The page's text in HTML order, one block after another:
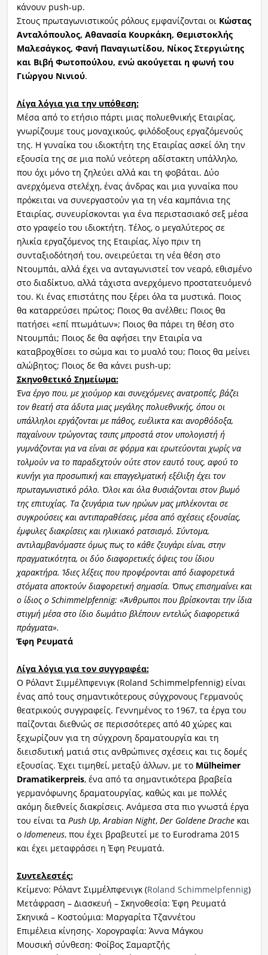
κάνουν push-up.
Στους πρωταγωνιστικούς ρόλους εμφανίζονται οι Κώστας
Ανταλόπουλος, Αθανασία Κουρκάκη, Θεμιστοκλής
Μαλεσάγκος, Φανή Παναγιωτίδου, Νίκος Στεργιώτης
και Βιβή Φωτοπούλου, ενώ ακούγεται η φωνή του
Γιώργου Νινιού.
Λίγα λόγια για την υπόθεση:
Μέσα από το ετήσιο πάρτι μιας πολυεθνικής Εταιρίας,
γνωρίζουμε τους μοναχικούς, φιλόδοξους εργαζόμενούς
της. Η γυναίκα του ιδιοκτήτη της Εταιρίας ασκεί όλη την
εξουσία της σε μια πολύ νεότερη αδίστακτη υπάλληλο,
που όχι μόνο τη ζηλεύει αλλά και τη φοβάται. Δύο
ανερχόμενα στελέχη, ένας άνδρας και μια γυναίκα που
πρόκειται να συνεργαστούν για τη νέα καμπάνια της
Εταιρίας, συνευρίσκονται για ένα περιστασιακό σεξ μέσα
στο γραφείο του ιδιοκτήτη. Τέλος, ο μεγαλύτερος σε
ηλικία εργαζόμενος της Εταιρίας, λίγο πριν τη
συνταξιοδότησή του, ονειρεύεται τη νέα θέση στο
Ντουμπάι, αλλά έχει να ανταγωνιστεί τον νεαρό, εθισμένο
στο διαδίκτυο, αλλά τάχιστα ανερχόμενο προστατευόμενό
του. Κι ένας επιστάτης που ξέρει όλα τα μυστικά. Ποιος
θα καταρρεύσει πρώτος; Ποιος θα ανέλθει; Ποιος θα
πατήσει «επί πτωμάτων»; Ποιος θα πάρει τη θέση στο
Ντουμπάι; Ποιος δε θα αφήσει την Εταιρία να
καταβροχθίσει το σώμα και το μυαλό του; Ποιος θα μείνει
αλώβητος; Ποιος δε θα κάνει push-up;
Σκηνοθετικό Σημείωμα:
Ένα έργο που, με χιούμορ και συνεχόμενες ανατροπές, βάζει
τον θεατή στα άδυτα μιας μεγάλης πολυεθνικής, όπου οι
υπάλληλοι εργάζονται με πάθος, ευέλικτα και ανορθόδοξα,
παχαίνουν τρώγοντας τσιπςμπροστά στον υπολογιστή ή
γυμνάζονται για να είναι σε φόρμα και ερωτεύονται χωρίς να
τολμούν να το παραδεχτούν ούτε στον εαυτό τους, αφού το
κυνήγι για προσωπική και επαγγελματική εξέλιξη έχει τον
πρωταγωνιστικό ρόλο. Όλοι και όλα θυσιάζονται στον βωμό
της επιτυχίας. Τα ζευγάρια των ηρώων μας μπλέκονται σε
συγκρούσεις και αντιπαραθέσεις, μέσα από σχέσεις εξουσίας,
έμφυλες διακρίσεις και ηλικιακό ρατσισμό. Σύντομα,
αντιλαμβανόμαστε όμως πως το κάθε ζευγάρι είναι, στην
πραγματικότητα, οι δύο διαφορετικές όψεις του ίδιου
χαρακτήρα. Ίδιες λέξεις που προφέρονται από διαφορετικά
στόματα αποκτούν διαφορετική σημασία. Όπως επισημαίνει και
ο ίδιος ο Schimmelpfennig: «Άνθρωποι που βρίσκονται την ίδια
στιγμή μέσα στο ίδιο δωμάτιο βλέπουν εντελώς διαφορετικά
πράγματα».
Έφη Ρευματά
Λίγα λόγια για τον συγγραφέα:
Ο Ρόλαντ Σιμμέλπφενιγκ (Roland Schimmelpfennig) είναι
ένας από τους σημαντικότερους σύγχρονους Γερμανούς
θεατρικούς συγγραφείς. Γεννημένος το 1967, τα έργα του
παίζονται διεθνώς σε περισσότερες από 40 χώρες και
ξεχωρίζουν για τη σύγχρονη δραματουργία και τη
διεισδυτική ματιά στις ανθρώπινες σχέσεις και τις δομές
εξουσίας. Έχει τιμηθεί, μεταξύ άλλων, με το Mülheimer
Dramatikerpreis, ένα από τα σημαντικότερα βραβεία
γερμανόφωνης δραματουργίας, καθώς και με πολλές
ακόμη διεθνείς διακρίσεις. Ανάμεσα στα πιο γνωστά έργα
του είναι τα Push Up, Arabian Night, Der Goldene Dracheκαι
ο Idomeneus, που έχει βραβευτεί με το Eurodrama 2015
και έχει μεταφράσει η Έφη Ρευματά.
Συντελεστές:
Κείμενο: Ρόλαντ Σιμμέλπφενιγκ (Roland Schimmelpfennig)
Μετάφραση – Διασκευή – Σκηνοθεσία: Έφη Ρευματά
Σκηνικά – Κοστούμια: Μαργαρίτα Τζαννέτου
Επιμέλεια κίνησης- Χορογραφία: Άννα Μάγκου
Μουσική σύνθεση: Φοίβος Σαμαρτζής